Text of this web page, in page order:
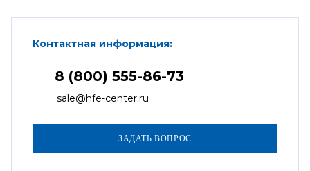
Контактная информация:
8 (800) 555-86-73
sale@hfe-center.ru